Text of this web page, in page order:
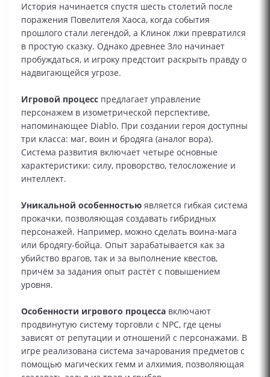
История начинается спустя шесть столетий после
поражения Повелителя Хаоса, когда события
прошлого стали легендой, а Клинок лжи превратился
в простую сказку. Однако древнее Зло начинает
пробуждаться, и игроку предстоит раскрыть правду о
надвигающейся угрозе.
Игровой процесс предлагает управление
персонажем в изометрической перспективе,
напоминающее Diablo. При создании героя доступны
три класса: маг, воин и бродяга (аналог вора).
Система развития включает четыре основные
характеристики: силу, проворство, телосложение и
интеллект.
Уникальной особенностью является гибкая система
прокачки, позволяющая создавать гибридных
персонажей. Например, можно сделать воина-мага
или бродягу-бойца. Опыт зарабатывается как за
убийство врагов, так и за выполнение квестов,
причём за задания опыт растёт с повышением
уровня.
Особенности игрового процесса включают
продвинутую систему торговли с NPC, где цены
зависят от репутации и отношений с персонажами. В
игре реализована система зачарования предметов с
помощью магических гемм и алхимия, позволяющая